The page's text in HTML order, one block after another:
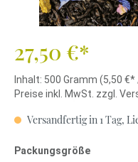
27,50 €*
Inhalt: 500 Gramm (5,50 €*
Preise inkl. MwSt. zzgl.
Versandfertig in 1 Tag,
Packungsgröße